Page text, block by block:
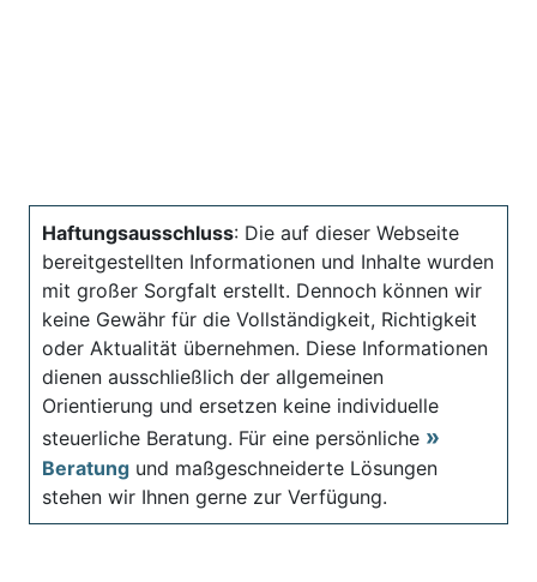
Haftungsausschluss: Die auf dieser Webseite
bereitgestellten Informationen und Inhalte wurden
mit großer Sorgfalt erstellt. Dennoch können wir
keine Gewähr für die Vollständigkeit, Richtigkeit
oder Aktualität übernehmen. Diese Informationen
dienen ausschließlich der allgemeinen
Orientierung und ersetzen keine individuelle
steuerliche Beratung. Für eine persönliche
Beratung und maßgeschneiderte Lösungen
stehen wir Ihnen gerne zur Verfügung.